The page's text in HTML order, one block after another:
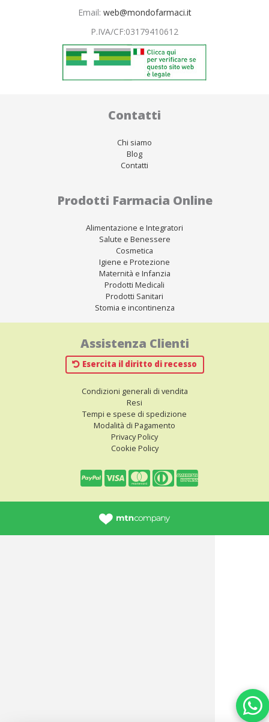
Email: web@mondofarmaci.it
P.IVA/CF:03179410612
Contatti
Chi siamo
Blog
Contatti
Prodotti Farmacia Online
Alimentazione e Integratori
Salute e Benessere
Cosmetica
Igiene e Protezione
Maternità e Infanzia
Prodotti Medicali
Prodotti Sanitari
Stomia e incontinenza
Assistenza Clienti
Esercita il diritto di recesso
Condizioni generali di vendita
Resi
Tempi e spese di spedizione
Modalità di Pagamento
Privacy Policy
Cookie Policy